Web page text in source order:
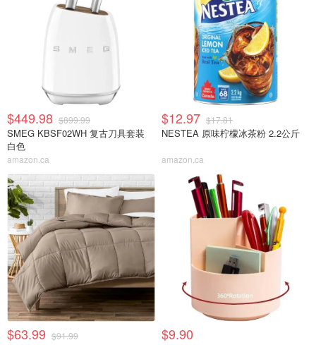
$449.98 $899.99
SMEG KBSF02WH 复古刀具套装
白色
amazon.ca
$12.97 $17.81
NESTEA 原味柠檬冰茶粉 2.2公斤
amazon.ca
$63.99 $91.99 $9.90